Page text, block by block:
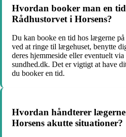
Hvordan booker man en
Rådhustorvet i Horsens?
Du kan booke en tid hos lægerne
ved at ringe til lægehuset, benytte
deres hjemmeside eller eventuelt
sundhed.dk. Det er vigtigt at have
du booker en tid.
Hvordan håndterer
Horsens akutte situationer?